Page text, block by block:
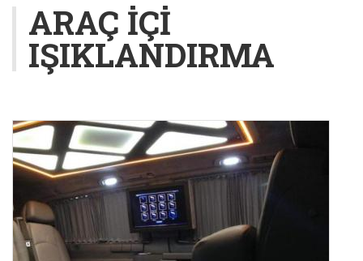
ARAÇ İÇI
IŞIKLANDIRMA